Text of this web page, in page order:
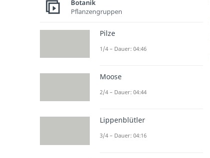
Botanik
Pflanzengruppen
Pilze
1/4 – Dauer: 04:46
Moose
2/4 – Dauer: 04:44
Lippenblütler
3/4 – Dauer: 04:16